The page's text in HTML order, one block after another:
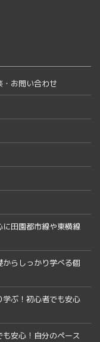
・お問い合わせ
に田園都市線や東横線
からしっかり学べる個
学ぶ！初心者でも安心
も安心！自分のペース